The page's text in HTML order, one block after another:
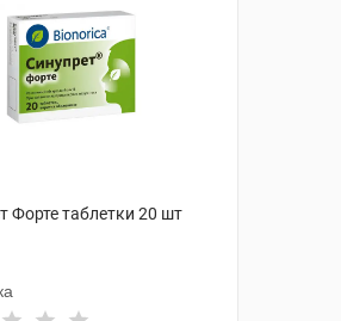
Форте таблетки 20 шт